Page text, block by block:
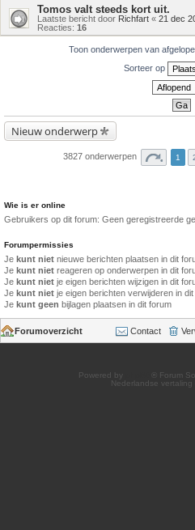
Tomos valt steeds kort uit.
Laatste bericht door Richfart « 21 dec
Reacties: 16
Toon onderwerpen van
Sorteer op
Nieuw onderwerp
3827 onderwerpen 1
Wie is er online
Gebruikers op dit forum: Geen geregistreerde
Forumpermissies
Je kunt niet nieuwe berichten plaatsen in dit
Je kunt niet reageren op onderwerpen in dit
Je kunt niet je eigen berichten wijzigen in dit
Je kunt niet je eigen berichten verwijderen in
Je kunt geen bijlagen plaatsen in dit forum
Forumoverzicht Contact
Powered by
® Forum
Nederlandse vertaling